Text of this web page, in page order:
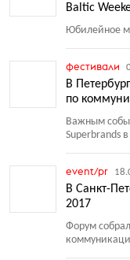
Baltic
Юбилейное
фестивали
В
по
Важным
Superbrands
event/pr
В Санкт-
2017
Форум